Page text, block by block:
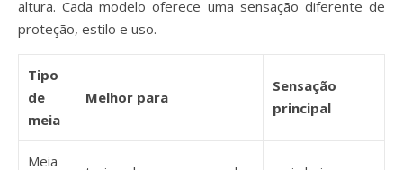
altura. Cada modelo oferece uma sensação diferente de
proteção, estilo e uso.
Tipo
de
meia
Melhor para
Sensação
principal
Meia